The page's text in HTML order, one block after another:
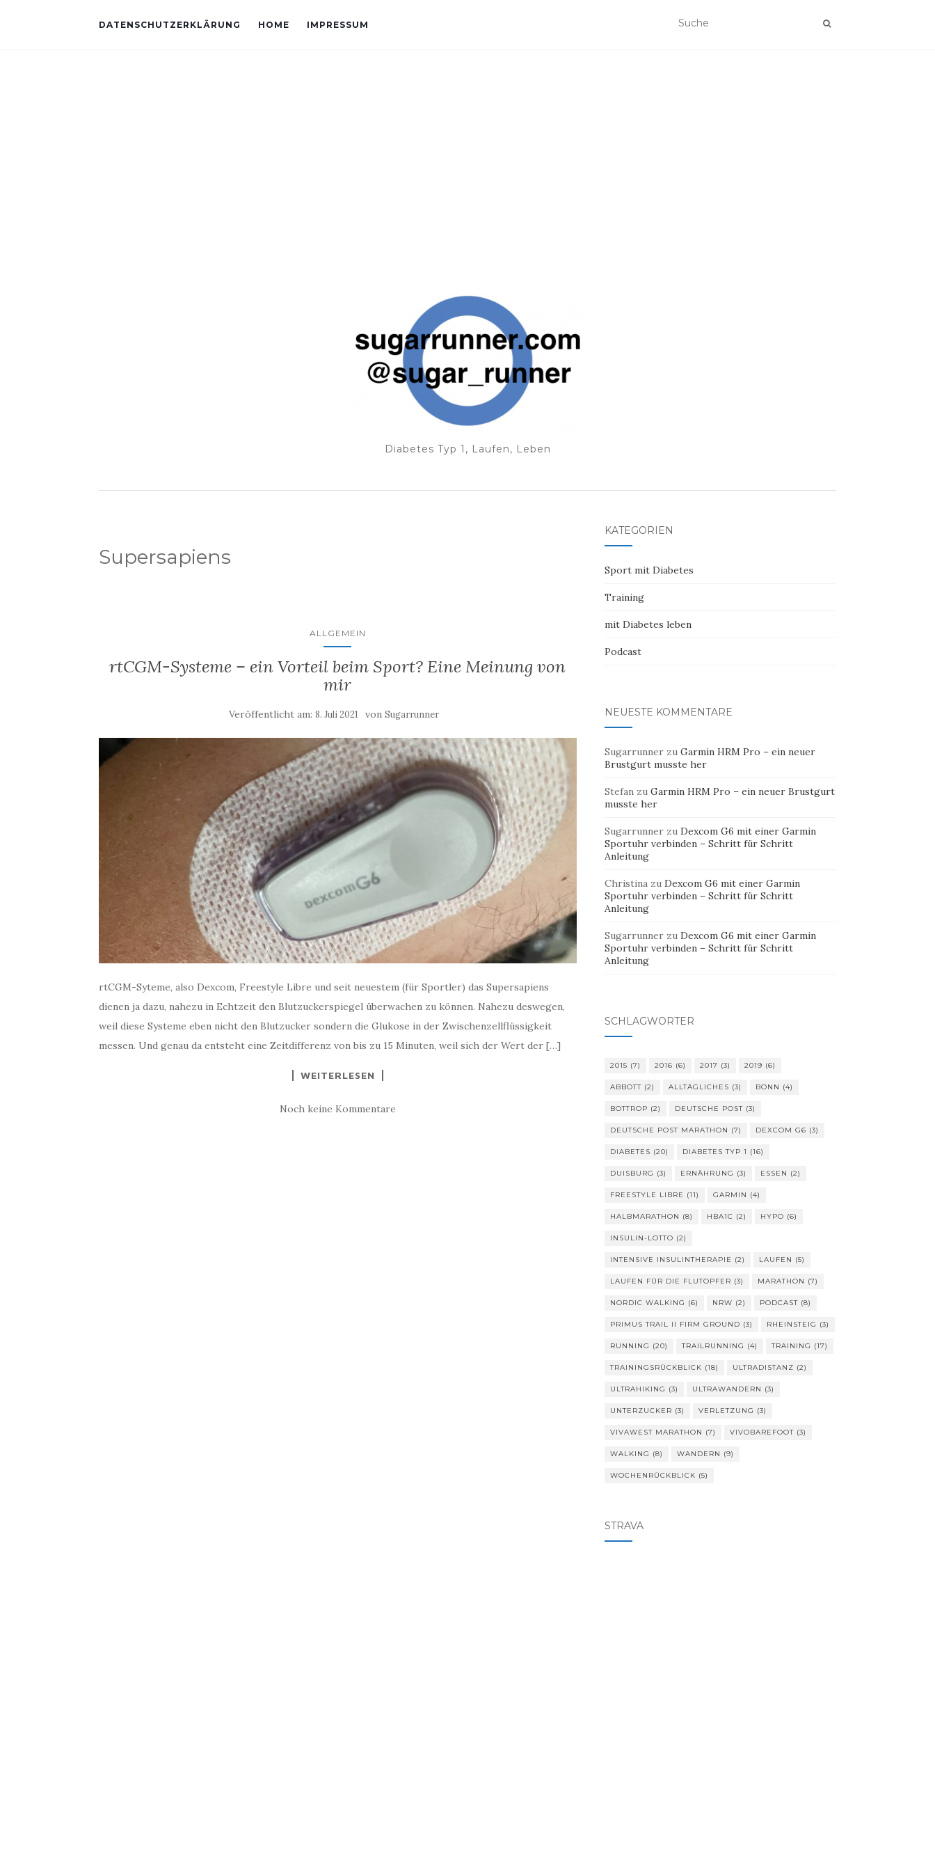
DATENSCHUTZERKLÄRUNG HOME IMPRESSUM
Diabetes Typ 1, Laufen, Leben
Supersapiens
ALLGEMEIN
rtCGM-Systeme – ein Vorteil beim Sport? Eine Meinung von
mir
Veröffentlicht am:8. Juli 2021 vonSugarrunner
rtCGM-Syteme, also Dexcom, Freestyle Libre und seit neuestem (für Sportler) das Supersapiens
dienen ja dazu, nahezu in Echtzeit den Blutzuckerspiegel überwachen zu können. Nahezu deswegen,
weil diese Systeme eben nicht den Blutzucker sondern die Glukose in der Zwischenzellflüssigkeit
messen. Und genau da entsteht eine Zeitdifferenz von bis zu 15 Minuten, weil sich der Wert der […]
WEITERLESEN
Noch keine Kommentare
KATEGORIEN
Sport mit Diabetes
Training
mit Diabetes leben
Podcast
NEUESTE KOMMENTARE
Sugarrunnerzu Garmin HRM Pro – ein neuer
Brustgurt musste her
Stefanzu Garmin HRM Pro – ein neuer Brustgurt
musste her
Sugarrunnerzu Dexcom G6 mit einer Garmin
Sportuhr verbinden – Schritt für Schritt
Anleitung
Christinazu Dexcom G6 mit einer Garmin
Sportuhr verbinden – Schritt für Schritt
Anleitung
Sugarrunnerzu Dexcom G6 mit einer Garmin
Sportuhr verbinden – Schritt für Schritt
Anleitung
SCHLAGWÖRTER
2015 (7) 2016 (6) 2017 (3) 2019 (6)
ABBOTT(2) ALLTÄGLICHES (3) BONN (4)
BOTTROP (2) DEUTSCHE POST(3)
DEUTSCHE POST MARATHON (7) DEXCOM G6 (3)
DIABETES (20) DIABETES TYP 1 (16)
DUISBURG (3) ERNÄHRUNG (3) ESSEN (2)
FREESTYLE LIBRE (11) GARMIN (4)
HALBMARATHON (8) HBA1C (2) HYPO (6)
INSULIN-LOTTO (2)
INTENSIVE INSULINTHERAPIE (2) LAUFEN (5)
LAUFEN FÜR DIE FLUTOPFER (3) MARATHON (7)
NORDIC WALKING (6) NRW (2) PODCAST(8)
PRIMUS TRAIL II FIRM GROUND (3) RHEINSTEIG (3)
RUNNING (20) TRAILRUNNING (4) TRAINING (17)
TRAININGSRÜCKBLICK (18) ULTRADISTANZ (2)
ULTRAHIKING (3) ULTRAWANDERN (3)
UNTERZUCKER (3) VERLETZUNG (3)
VIVAWEST MARATHON (7) VIVOBAREFOOT(3)
WALKING (8) WANDERN (9)
WOCHENRÜCKBLICK (5)
STRAVA